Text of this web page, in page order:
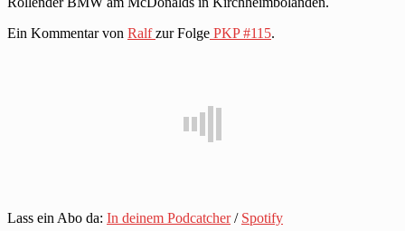
Ein Kommentar von Ralfzur Folge PKP #115.
Lass ein Abo da: In deinem Podcatcher/ Spotify